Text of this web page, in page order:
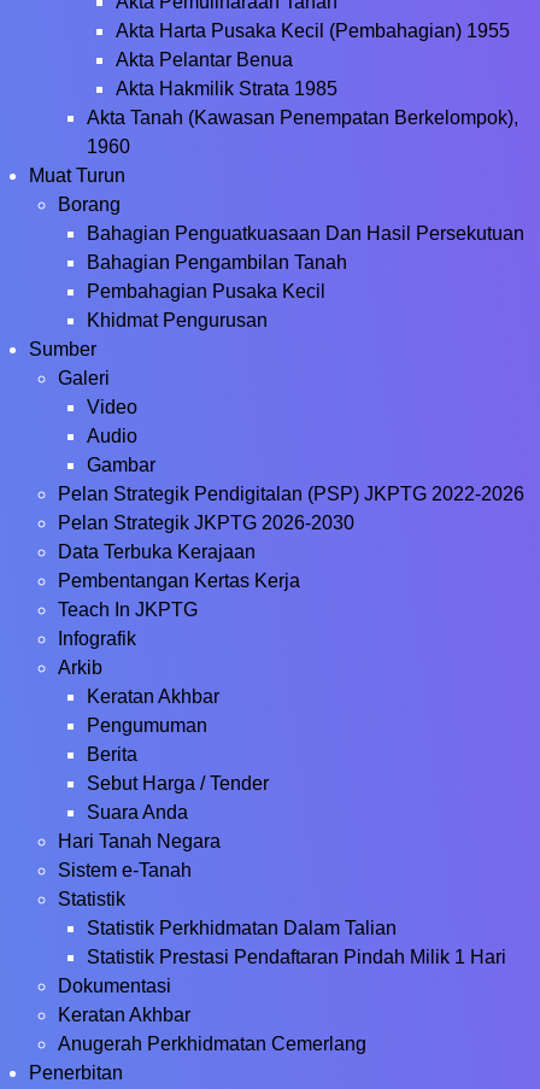
Akta Harta Pusaka Kecil (Pembahagian) 1955
Akta Pelantar Benua
Akta Hakmilik Strata 1985
Akta Tanah (Kawasan Penempatan Berkelompok),
1960
Muat Turun
Borang
Bahagian Penguatkuasaan Dan Hasil Persekutuan
Bahagian Pengambilan Tanah
Pembahagian Pusaka Kecil
Khidmat Pengurusan
Sumber
Galeri
Video
Audio
Gambar
Pelan Strategik Pendigitalan (PSP) JKPTG 2022-2026
Pelan Strategik JKPTG 2026-2030
Data Terbuka Kerajaan
Pembentangan Kertas Kerja
Teach In JKPTG
Infografik
Arkib
Keratan Akhbar
Pengumuman
Berita
Sebut Harga / Tender
Suara Anda
Hari Tanah Negara
Sistem e-Tanah
Statistik
Statistik Perkhidmatan Dalam Talian
Statistik Prestasi Pendaftaran Pindah Milik 1 Hari
Dokumentasi
Keratan Akhbar
Anugerah Perkhidmatan Cemerlang
Penerbitan